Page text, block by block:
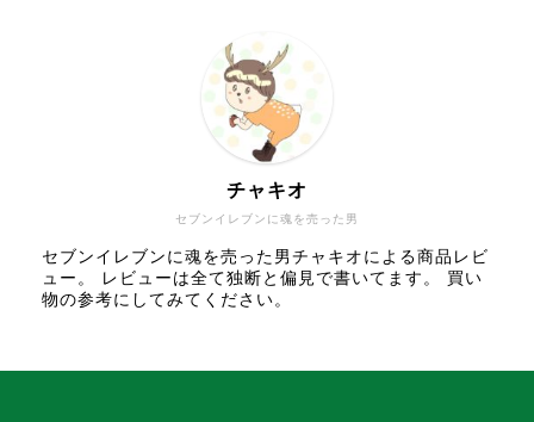
セブンイレブンに魂を売った男
チャキオ
セブンイレブンに魂を売った男チャキオによる商品レビ
ュー。 レビューは全て独断と偏見で書いてます。 買い
物の参考にしてみてください。